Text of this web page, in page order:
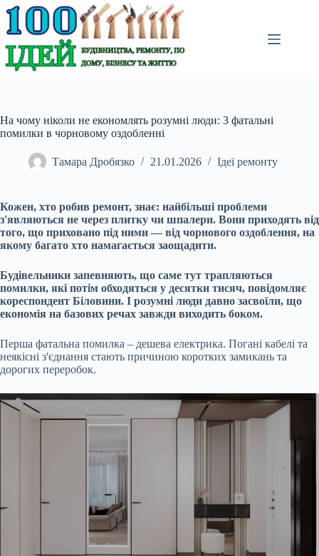
Перейти
до
вмісту
На чому ніколи не економлять розумні люди: 3 фатальні
помилки в чорновому оздобленні
Тамара Дробязко 21.01.2026 Ідеї ремонту
Кожен, хто робив ремонт, знає: найбільші проблеми
з'являються не через плитку чи шпалери. Вони приходять від
того, що приховано під ними — від чорнового оздоблення, на
якому багато хто намагається заощадити.
Будівельники запевняють, що саме тут трапляються
помилки, які потім обходяться у десятки тисяч, повідомляє
кореспондент Біловини. І розумні люди давно засвоїли, що
економія на базових речах завжди виходить боком.
Перша фатальна помилка – дешева електрика. Погані кабелі та
неякісні з'єднання стають причиною коротких замикань та
дорогих переробок.